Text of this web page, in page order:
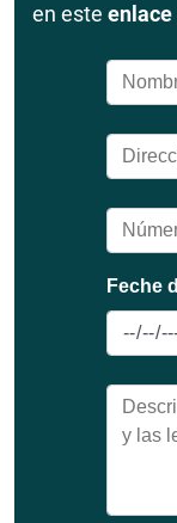
en este enlace